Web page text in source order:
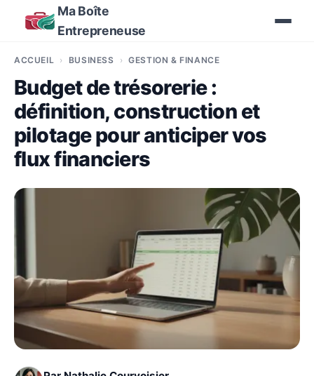
Ma Boîte
Entrepreneuse
ACCUEIL BUSINESS GESTION & FINANCE
Budget de trésorerie :
définition, construction et
pilotage pour anticiper vos
flux financiers